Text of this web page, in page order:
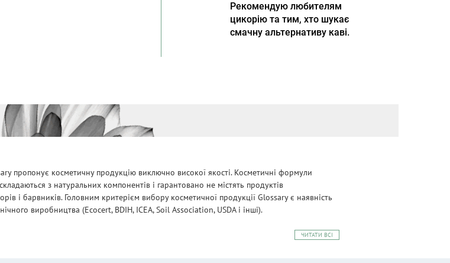
Рекомендую любителям
цикорію та тим, хто шукає
смачну альтернативу каві.
пропонує косметичну продукцію виключно високої якості. Косметичні формули
з натуральних компонентів і гарантовано не містять продуктів
і барвників. Головним критерієм вибору косметичної продукції Glossary є наявність
виробництва (Ecocert, BDIH, ICEA, Soil Association, USDA і інші).
ЧИТАТИ ВСІ